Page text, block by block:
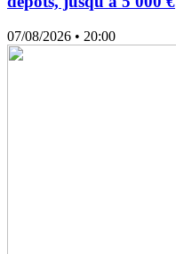
07/08/2026 • 20:00